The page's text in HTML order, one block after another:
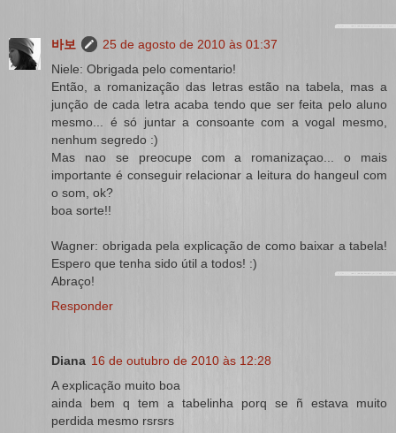
바보
25 de agosto de 2010 às 01:37
Niele: Obrigada pelo comentario!
Então, a romanização das letras estão na tabela, mas a
junção de cada letra acaba tendo que ser feita pelo aluno
mesmo... é só juntar a consoante com a vogal mesmo,
nenhum segredo :)
Mas nao se preocupe com a romanizaçao... o mais
importante é conseguir relacionar a leitura do hangeul com
o som, ok?
boa sorte!!
Wagner: obrigada pela explicação de como baixar a tabela!
Espero que tenha sido útil a todos! :)
Abraço!
Responder
Diana 16 de outubro de 2010 às 12:28
A explicação muito boa
ainda bem q tem a tabelinha porq se ñ estava muito
perdida mesmo rsrsrs